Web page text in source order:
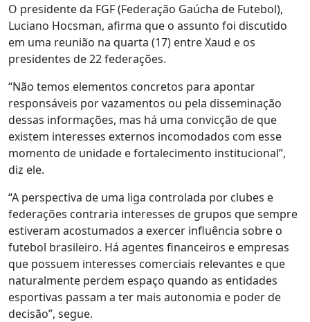
O presidente da FGF (Federação Gaúcha de Futebol),
Luciano Hocsman, afirma que o assunto foi discutido
em uma reunião na quarta (17) entre Xaud e os
presidentes de 22 federações.
“Não temos elementos concretos para apontar
responsáveis por vazamentos ou pela disseminação
dessas informações, mas há uma convicção de que
existem interesses externos incomodados com esse
momento de unidade e fortalecimento institucional”,
diz ele.
“A perspectiva de uma liga controlada por clubes e
federações contraria interesses de grupos que sempre
estiveram acostumados a exercer influência sobre o
futebol brasileiro. Há agentes financeiros e empresas
que possuem interesses comerciais relevantes e que
naturalmente perdem espaço quando as entidades
esportivas passam a ter mais autonomia e poder de
decisão”, segue.